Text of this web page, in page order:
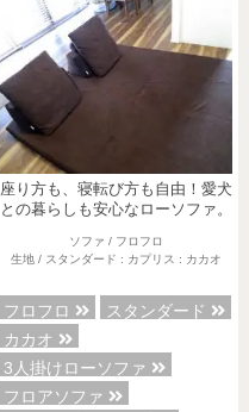
座り方も、寝転び方も自由！愛犬
との暮らしも安心なローソファ。
ソファ / フロフロ
生地 / スタンダード : カプリス : カカオ
フロフロ
スタンダード
カカオ
3人掛けローソファ
フロアソファ